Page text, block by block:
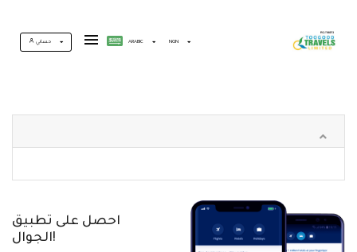
NGN
ARABIC حسابي
احصل على تطبيق
الجوال!